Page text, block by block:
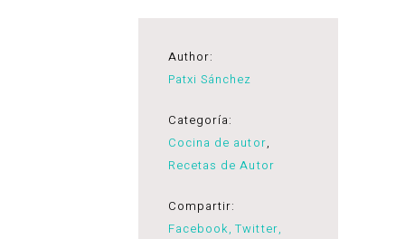
Author:
Patxi Sánchez
Categoría:
Cocina de autor,
Recetas de Autor
Compartir:
Facebook Twitter